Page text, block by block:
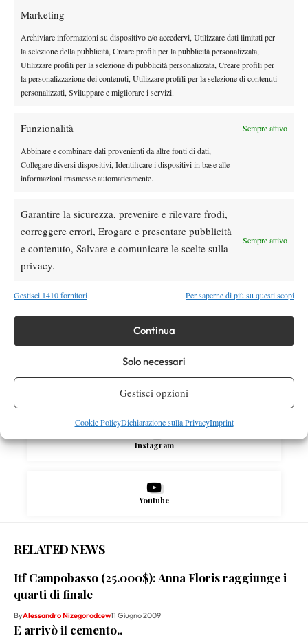
Marketing
Archiviare informazioni su dispositivo e/o accedervi, Utilizzare dati limitati per
la selezione della pubblicità, Creare profili per la pubblicità personalizzata,
Utilizzare profili per la selezione di pubblicità personalizzata, Creare profili per
la personalizzazione dei contenuti, Utilizzare profili per la selezione di contenuti
personalizzati, Sviluppare e migliorare i servizi.
Funzionalità Sempre attivo
Abbinare e combinare dati provenienti da altre fonti di dati,
Collegare diversi dispositivi, Identificare i dispositivi in base alle
informazioni trasmesse automaticamente.
Garantire la sicurezza, prevenire e rilevare frodi,
correggere errori, Erogare e presentare pubblicità
e contenuto, Salvare e comunicare le scelte sulla
privacy.
Sempre attivo
Gestisci 1410 fornitori Per saperne di più su questi scopi
Continua
Solo necessari
Gestisci opzioni
Cookie PolicyDichiarazione sulla PrivacyImprint
Shang inizia in ritardo per pioggia
Atp News
Masters 1000 Montreal 2026: solo 2 top ten al terzo turno,
Challenger 100 Bergamo: il torneo
diventerà un 125 a partire dal 2027
Masters 1000 Montreal 2026: ancora
Musetti-Jodar, cosa aspettarsi dalla sfida?
Facebook
X
Instagram
Youtube
RELATED NEWS
Itf Campobasso (25.000$): Anna Floris raggiunge i
quarti di finale
ByAlessandro Nizegorodcew11 Giugno 2009
E arrivò il cemento..